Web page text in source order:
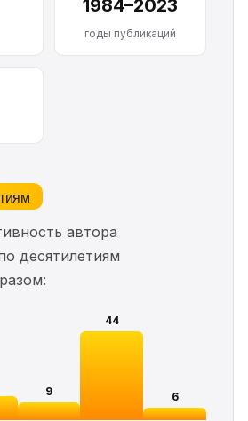
1984–2023
годы публикаций
автора
десятилетиям
9
44
6